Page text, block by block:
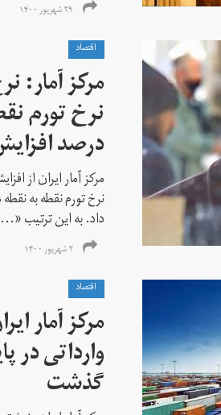
۲۹ شهریور ۱۴۰۰
اقتصاد
درصد
داد. به این ترتیب «...
۲ شهریور ۱۴۰۰
اقتصاد
مرکز آمار
گذشت